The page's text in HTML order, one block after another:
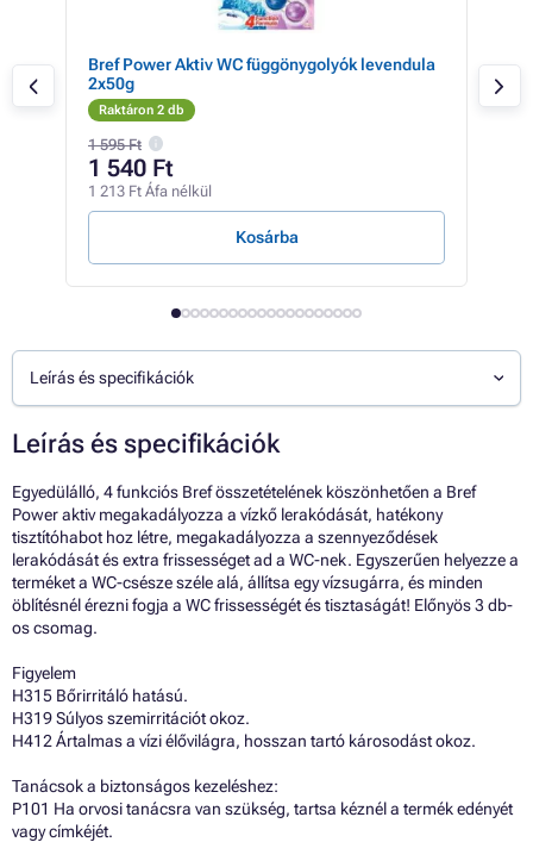
Bref Power Aktiv WC függönygolyók levendula
2x50g
Raktáron 2 db
1 595 Ft
1 540 Ft
1 213 Ft Áfa nélkül
Kosárba
WC
Leírás és specifikációk
Leírás és specifikációk
Egyedülálló, 4 funkciós Bref összetételének köszönhetően a Bref
Power aktiv megakadályozza a vízkő lerakódását, hatékony
tisztítóhabot hoz létre, megakadályozza a szennyeződések
lerakódását és extra frissességet ad a WC-nek. Egyszerűen helyezze a
terméket a WC-csésze széle alá, állítsa egy vízsugárra, és minden
öblítésnél érezni fogja a WC frissességét és tisztaságát! Előnyös 3 db-
os csomag.
Figyelem
H315 Bőrirritáló hatású.
H319 Súlyos szemirritációt okoz.
H412 Ártalmas a vízi élővilágra, hosszan tartó károsodást okoz.
Tanácsok a biztonságos kezeléshez:
P101 Ha orvosi tanácsra van szükség, tartsa kéznél a termék edényét
vagy címkéjét.